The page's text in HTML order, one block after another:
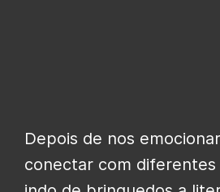
Depois de nos
conectar com diferentes